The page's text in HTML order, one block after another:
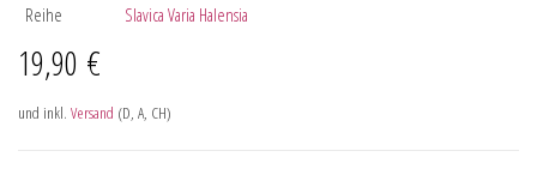
Reihe
Slavica Varia Halensia
19,90 €
und inkl. Versand (D, A, CH)